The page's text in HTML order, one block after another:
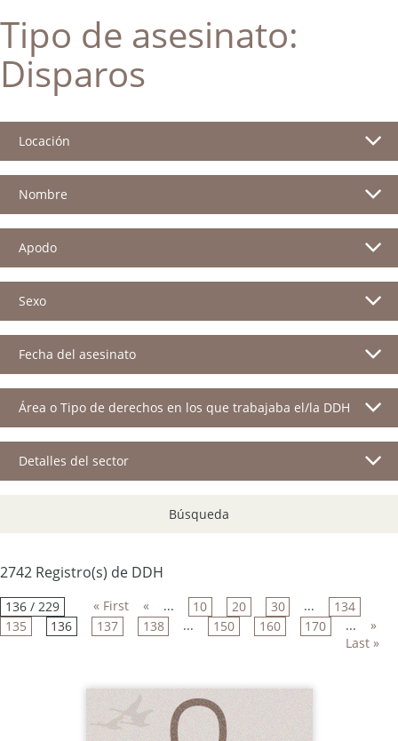
Tipo de asesinato:
Disparos
Locación
Nombre
Apodo
Sexo
Fecha del asesinato
Área o Tipo de derechos en los que trabajaba el/la DDH
Detalles del sector
Búsqueda
2742 Registro(s) de DDH
136 / 229 « First « ... 10 20 30 ...
134
135
136 137 138 ... 150 160 170 ...
»
Last »